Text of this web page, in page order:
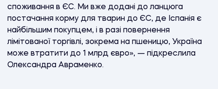
споживання в ЄС. Ми вже додані до ланцюга
постачання корму для тварин до ЄС, де Іспанія є
найбільшим покупцем, і в разі повернення
лімітованої торгівлі, зокрема на пшеницю, Україна
може втратити до 1 млрд євро», — підкреслила
Олександра Авраменко.